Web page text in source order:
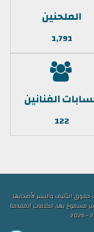
الملحنين
1,791
الفنانين
122
التأليف والنشر لأصحابها
مسموح بها, الكلمات المقدمة